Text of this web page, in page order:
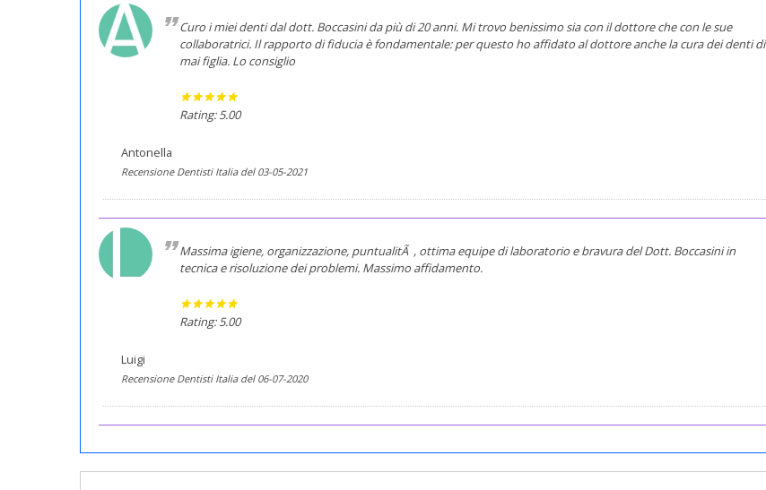
Curo i miei denti dal dott. Boccasini da più di 20 anni. Mi trovo benissimo sia con il dottore che con le sue
collaboratrici. Il rapporto di fiducia è fondamentale: per questo ho affidato al dottore anche la cura dei denti di
mai figlia. Lo consiglio
Rating: 5.00
Antonella
Recensione Dentisti Italia del 03-05-2021
Massima igiene, organizzazione, puntualitÃ , ottima equipe di laboratorio e bravura del Dott. Boccasini in
tecnica e risoluzione dei problemi. Massimo affidamento.
Rating: 5.00
Luigi
Recensione Dentisti Italia del 06-07-2020